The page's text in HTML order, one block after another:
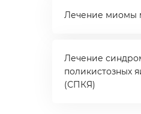
Лечение миомы
Лечение
поликистозных
(СПКЯ)